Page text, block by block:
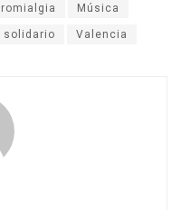
Música
solidario Valencia